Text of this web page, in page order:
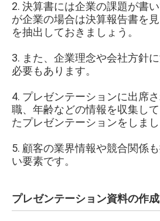
2. 決算書には企業の課題が書
が企業の場合は決算報告書を
を抽出しておきましょう。
3. また、企業理念や会社方針
必要もあります。
4. プレゼンテーションに出席
職、年齢などの情報を収集し
たプレゼンテーションをしまし
5. 顧客の業界情報や競合関係
い要素です。
プレゼンテーション資料の作成